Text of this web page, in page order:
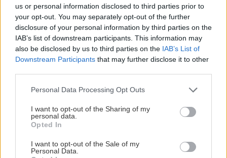
us or personal information disclosed to third parties prior to
your opt-out. You may separately opt-out of the further
disclosure of your personal information by third parties on the
IAB’s list of downstream participants. This information may
also be disclosed by us to third parties on the IAB’s List of
Downstream Participants that may further disclose it to other
Please note that this website/app uses one or more Google
not limited to your visit or usage behaviour. You may click to
grant or deny consent to Google and its third-party tags to
use your data for below specified purposes in below Google
consent section.
Personal Data Processing Opt Outs
I want to opt-out of the Sharing of my
personal data.
Opted In
I want to opt-out of the Sale of my
Personal Data.
Τα highlights
Δρυμό που φτάνει μέχρι τις όχθες της Μικρής